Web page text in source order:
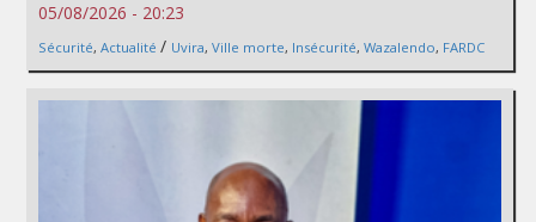
05/08/2026 - 20:23
Sécurité, Actualité / Uvira, Ville morte, Insécurité, Wazalendo, FARDC